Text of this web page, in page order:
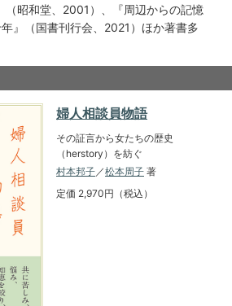
（昭和堂、2001）、『周辺からの記憶
』（国書刊行会、2021）ほか著書多
婦人相談員物語
その証言から女たちの歴史
（herstory）を紡ぐ
村本邦子／松本周子 著
定価 2,970円（税込）